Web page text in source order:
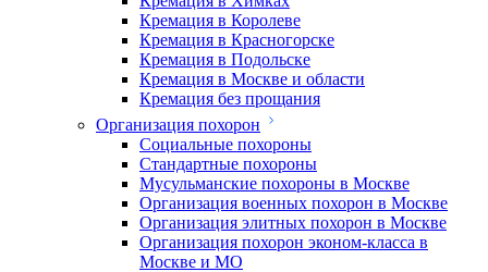
Кремация в Королеве
Кремация в Красногорске
Кремация в Подольске
Кремация в Москве и области
Кремация без прощания
Организация похорон
Социальные похороны
Стандартные похороны
Мусульманские похороны в Москве
Организация военных похорон в Москве
Организация элитных похорон в Москве
Организация похорон эконом-класса в
Москве и МО